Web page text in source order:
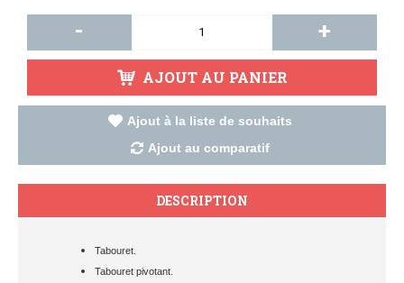
- +
AJOUT AU PANIER
Ajout à la liste de souhaits
Ajout au comparatif
DESCRIPTION
Tabouret.
Tabouret pivotant.